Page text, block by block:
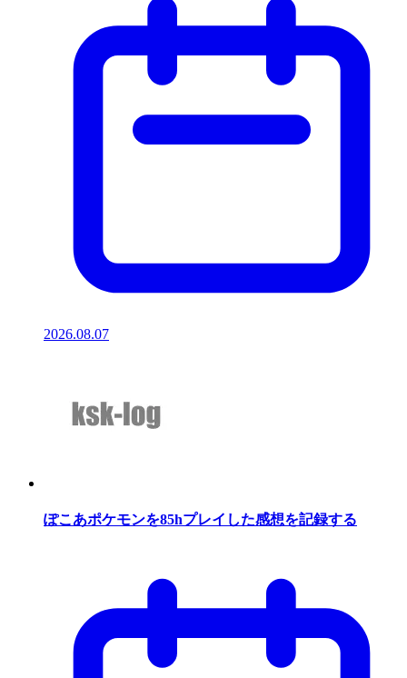
2026.08.07
ぽこあポケモンを85hプレイした感想を記録する